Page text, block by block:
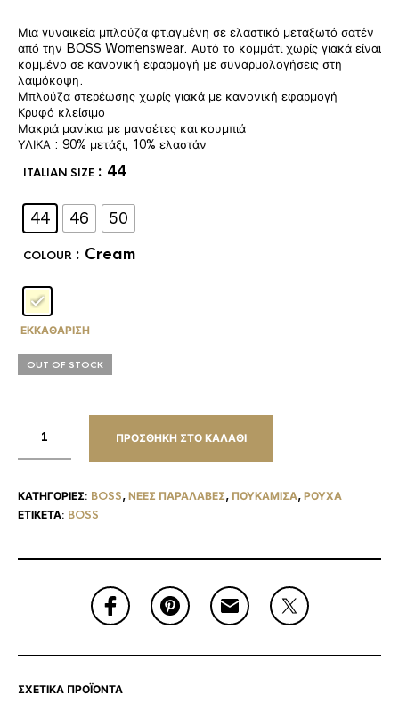
Μια γυναικεία μπλούζα φτιαγμένη σε ελαστικό μεταξωτό σατέν
από την BOSS Womenswear. Αυτό το κομμάτι χωρίς γιακά είναι
κομμένο σε κανονική εφαρμογή με συναρμολογήσεις στη
λαιμόκοψη.
Μπλούζα στερέωσης χωρίς γιακά με κανονική εφαρμογή
Κρυφό κλείσιμο
Μακριά μανίκια με μανσέτες και κουμπιά
ΥΛΙΚΑ : 90% μετάξι, 10% ελαστάν
ITALIAN SIZE : 44
44 46 50
COLOUR : Cream
ΕΚΚΑΘΆΡΙΣΗ
OUT OF STOCK
ΠΡΟΣΘΉΚΗ ΣΤΟ ΚΑΛΆΘΙ
ΚΑΤΗΓΟΡΊΕΣ: BOSS,ΝΈΕΣ ΠΑΡΑΛΑΒΈΣ, ΠΟΥΚΑΜΙΣΑ,ΡΟΥΧΑ
ΕΤΙΚΈΤΑ: BOSS
ΣΧΕΤΙΚΆ ΠΡΟΪΌΝΤΑ